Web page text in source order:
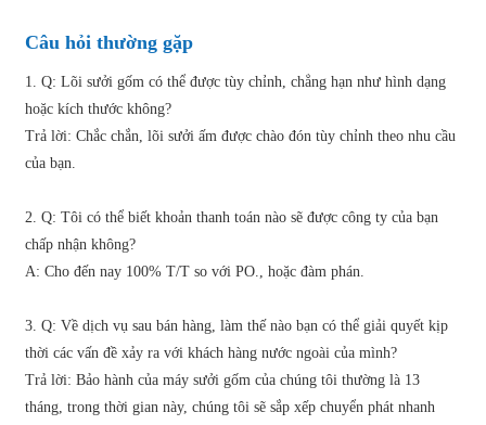
Câu hỏi thường gặp
1. Q: Lõi sưởi gốm có thể được tùy chỉnh, chẳng hạn như hình dạng
hoặc kích thước không?
Trả lời: Chắc chắn, lõi sưởi ấm được chào đón tùy chỉnh theo nhu cầu
của bạn.
2. Q: Tôi có thể biết khoản thanh toán nào sẽ được công ty của bạn
chấp nhận không?
A: Cho đến nay 100% T/T so với PO., hoặc đàm phán.
3. Q: Về dịch vụ sau bán hàng, làm thế nào bạn có thể giải quyết kịp
thời các vấn đề xảy ra với khách hàng nước ngoài của mình?
Trả lời: Bảo hành của máy sưởi gốm của chúng tôi thường là 13
tháng, trong thời gian này, chúng tôi sẽ sắp xếp chuyển phát nhanh